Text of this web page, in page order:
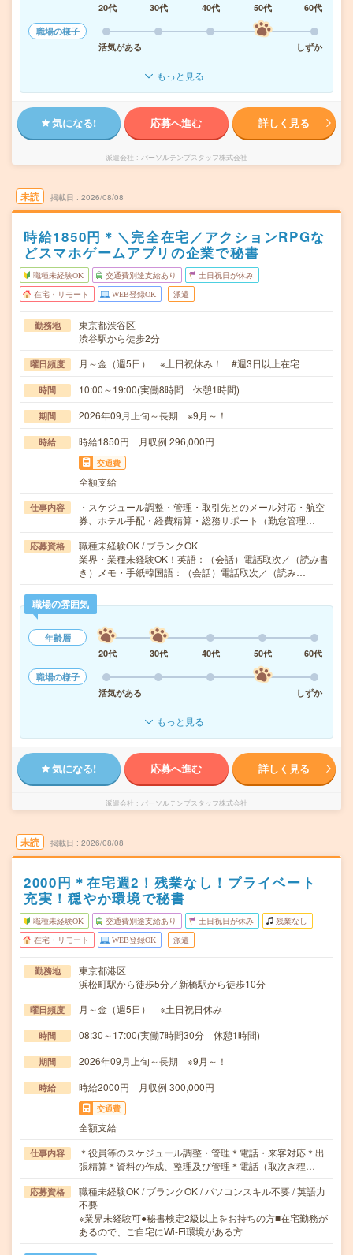
20代 30代 40代 50代
60代
職場の様子
活気がある
しずか
もっと見る
気になる! 応募へ進む 詳しく見る
派遣会社 パーソルテンプスタッフ株式会社
未読 掲載日 2026/08/08
時給1850円＊＼完全在宅／アクションRPGな
どスマホゲームアプリの企業で秘書
職種未経験OK 交通費別途支給あり 土日祝日が休み
在宅・リモート WEB登録OK 派遣
勤務地
東京都渋谷区
渋谷駅から徒歩2分
曜日頻度 月～金（週5日） ※土日祝休み！ #週3日以上在宅
時間 10:00～19:00(実働8時間 休憩1時間)
期間 2026年09月上旬～長期 ※9月～！
時給 時給1850円 月収例 296,000円
交通費
全額支給
仕事内容
・スケジュール調整・管理・取引先とのメール対応・航空
券、ホテル手配・経費精算・総務サポート（勤怠管理…
応募資格
職種未経験OK / ブランクOK
業界・業種未経験OK！英語：（会話）電話取次／（読み書
き）メモ・手紙韓国語：（会話）電話取次／（読み…
職場の雰囲気
年齢層
20代
30代 40代 50代
60代
職場の様子
活気がある
しずか
もっと見る
気になる! 応募へ進む 詳しく見る
派遣会社 パーソルテンプスタッフ株式会社
未読 掲載日 2026/08/08
2000円＊在宅週2！残業なし！プライベート
充実！穏やか環境で秘書
職種未経験OK 交通費別途支給あり 土日祝日が休み 残業なし
在宅・リモート WEB登録OK 派遣
勤務地
東京都港区
浜松町駅から徒歩5分／新橋駅から徒歩10分
曜日頻度 月～金（週5日） ※土日祝日休み
時間 08:30～17:00(実働7時間30分 休憩1時間)
期間 2026年09月上旬～長期 ※9月～！
時給 時給2000円 月収例 300,000円
交通費
全額支給
仕事内容
＊役員等のスケジュール調整・管理＊電話・来客対応＊出
張精算＊資料の作成、整理及び管理＊電話（取次ぎ程…
応募資格
職種未経験OK / ブランクOK / パソコンスキル不要 / 英語力
不要
※業界未経験可●秘書検定2級以上をお持ちの方■在宅勤務が
あるので、ご自宅にWi-Fi環境がある方